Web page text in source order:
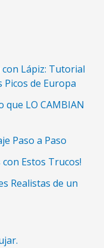
Lápiz: Tutorial
Picos de Europa
que LO CAMBIAN
Paso a Paso
con Estos Trucos!
Realistas de un